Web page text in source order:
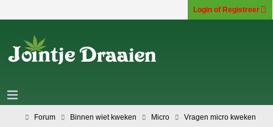
Login of Registreer
Forum Binnen wiet kweken Micro
Vragen micro kweken